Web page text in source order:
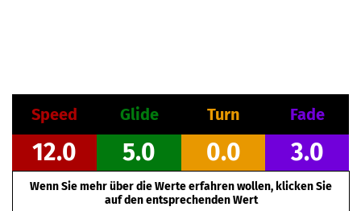
Speed Glide Turn Fade
12.0 5.0 0.0 3.0
Wenn Sie mehr über die Werte erfahren wollen, klicken Sie
auf den entsprechenden Wert